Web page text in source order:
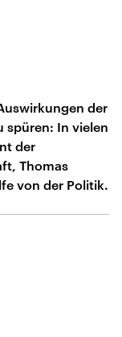
der
spüren: In vielen
der
Thomas
von der Politik.